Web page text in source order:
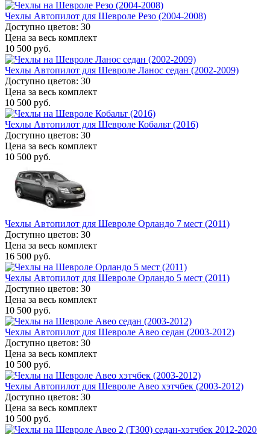
Чехлы Автопилот для Шевроле Резо (2004-2008)
Доступно цветов: 30
Цена за весь комплект
10 500 руб.
Чехлы Автопилот для Шевроле Ланос седан (2002-2009)
Доступно цветов: 30
Цена за весь комплект
10 500 руб.
Чехлы Автопилот для Шевроле Кобальт (2016)
Доступно цветов: 30
Цена за весь комплект
10 500 руб.
Чехлы Автопилот для Шевроле Орландо 7 мест (2011)
Доступно цветов: 30
Цена за весь комплект
16 500 руб.
Чехлы Автопилот для Шевроле Орландо 5 мест (2011)
Доступно цветов: 30
Цена за весь комплект
10 500 руб.
Чехлы Автопилот для Шевроле Авео седан (2003-2012)
Доступно цветов: 30
Цена за весь комплект
10 500 руб.
Чехлы Автопилот для Шевроле Авео хэтчбек (2003-2012)
Доступно цветов: 30
Цена за весь комплект
10 500 руб.